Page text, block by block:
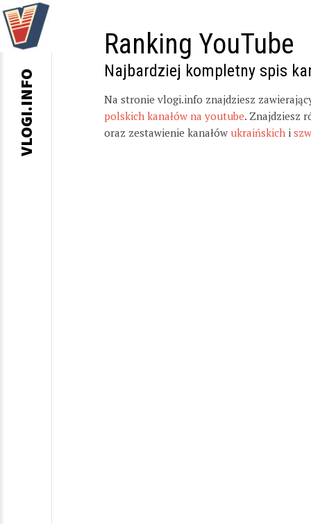
Ranking YouTube
Najbardziej kompletny spis
Na stronie vlogi.info znajdziesz
polskich kanałów na youtube. Znajdziesz
oraz zestawienie kanałów ukraińskich i
VLOGI.INFO